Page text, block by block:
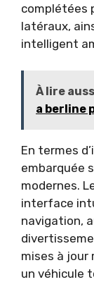
complétées
latéraux,
intelligent
À lire
a berline
En termes
embarquée
modernes.
interface
navigation,
mises à jour
un véhicule